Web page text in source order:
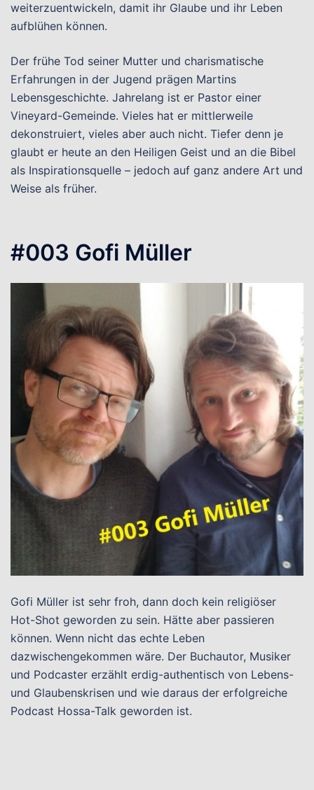
weiterzuentwickeln, damit ihr Glaube und ihr Leben
aufblühen können.
Der frühe Tod seiner Mutter und charismatische
Erfahrungen in der Jugend prägen Martins
Lebensgeschichte. Jahrelang ist er Pastor einer
Vineyard-Gemeinde. Vieles hat er mittlerweile
dekonstruiert, vieles aber auch nicht. Tiefer denn je
glaubt er heute an den Heiligen Geist und an die Bibel
als Inspirationsquelle – jedoch auf ganz andere Art und
Weise als früher.
#003 Gofi Müller
Gofi Müller ist sehr froh, dann doch kein religiöser
Hot-Shot geworden zu sein. Hätte aber passieren
können. Wenn nicht das echte Leben
dazwischengekommen wäre. Der Buchautor, Musiker
und Podcaster erzählt erdig-authentisch von Lebens-
und Glaubenskrisen und wie daraus der erfolgreiche
Podcast Hossa-Talk geworden ist.